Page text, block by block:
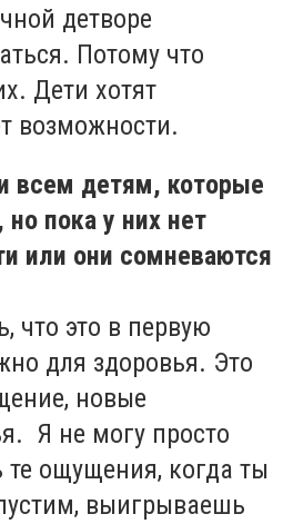
детворе
Потому что
Дети хотят
возможности.
всем детям, которые
но пока у них нет
или они сомневаются
что это в первую
для здоровья. Это
новые
Я не могу просто
те ощущения, когда ты
выигрываешь